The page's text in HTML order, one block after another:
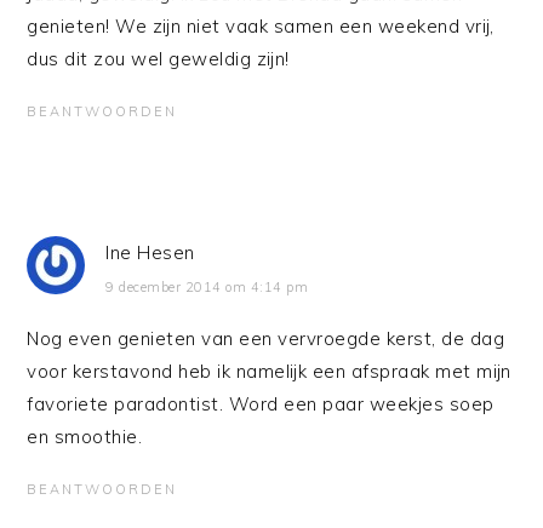
genieten! We zijn niet vaak samen een weekend vrij,
dus dit zou wel geweldig zijn!
BEANTWOORDEN
Ine Hesen
9 december 2014 om 4:14 pm
Nog even genieten van een vervroegde kerst, de dag
voor kerstavond heb ik namelijk een afspraak met mijn
favoriete paradontist. Word een paar weekjes soep
en smoothie.
BEANTWOORDEN